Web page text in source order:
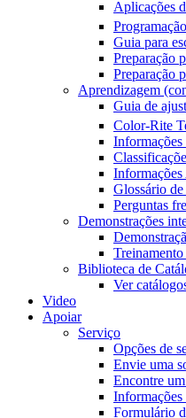
Aplicações
Guia para
Preparação
Preparação
Aprendizagem
Guia de
Color-Rite
Informações
Glossário de
Perguntas
Demonstrações
Biblioteca de
Ver
Video
Apoiar
Serviço
Opções de
Envie uma
Encontre
Informações
Formulário